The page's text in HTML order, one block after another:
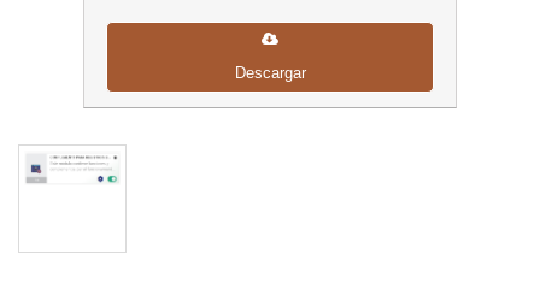
Descargar